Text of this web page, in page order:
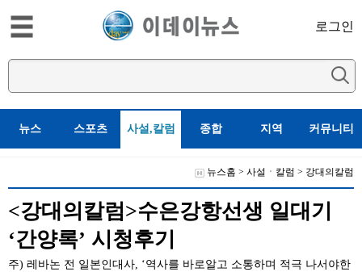
로그인
뉴스 스포츠 사설,칼럼 종합 지역 커뮤니티
뉴스홈 > 사설ㆍ칼럼 > 강대의칼럼
<강대의칼럼>수은강항선생 일대기
‘간양록’ 시청후기
주) 레바논 전 일본인대사, ‘역사를 바로알고 소통하며 적극 나서야한